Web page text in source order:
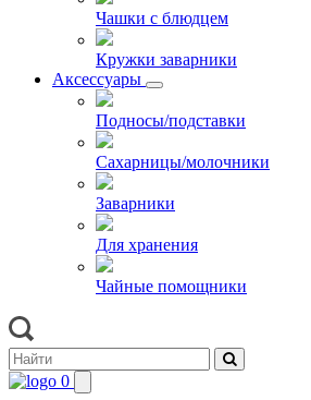
Чашки с блюдцем
Кружки заварники
Аксессуары
Подносы/подставки
Сахарницы/молочники
Заварники
Для хранения
Чайные помощники
0